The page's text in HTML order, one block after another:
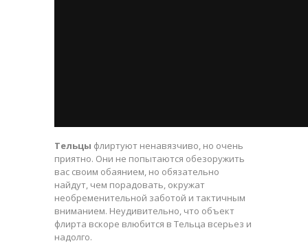
Тельцы флиртуют ненавязчиво, но очень
приятно. Они не попытаются обезоружить
вас своим обаянием, но обязательно
найдут, чем порадовать, окружат
необременительной заботой и тактичным
вниманием. Неудивительно, что объект
флирта вскоре влюбится в Тельца всерьез и
надолго.